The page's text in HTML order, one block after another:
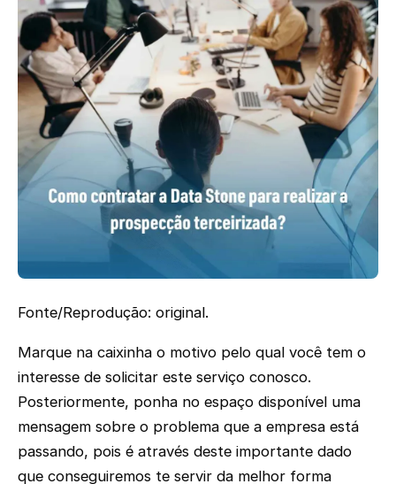
Fonte/Reprodução: original.
Marque na caixinha o motivo pelo qual você tem o
interesse de solicitar este serviço conosco.
Posteriormente, ponha no espaço disponível uma
mensagem sobre o problema que a empresa está
passando, pois é através deste importante dado
que conseguiremos te servir da melhor forma